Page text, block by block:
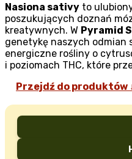
Nasiona sativy to
poszukujących doznań
kreatywnych. W Pyramid
genetykę naszych odmian
energiczne rośliny o
i poziomach THC, które
Przejdź do produktów